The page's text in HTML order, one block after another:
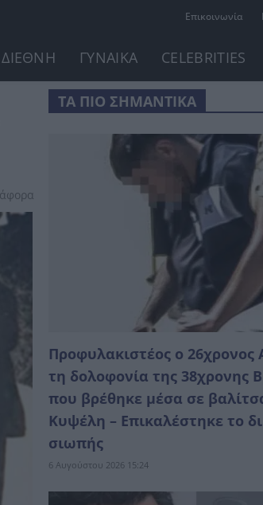
Επικοινωνία
ΔΙΕΘΝΗ ΓΥΝΑΙΚΑ CELEBRITIES
ΤΑ ΠΙΟ ΣΗΜΑΝΤΙΚΑ
Προφυλακιστέος ο 26χρονος
τη δολοφονία της 38χρονης
που βρέθηκε μέσα σε
Κυψέλη – Επικαλέστηκε το
σιωπής
6 Αυγούστου 2026 15:24